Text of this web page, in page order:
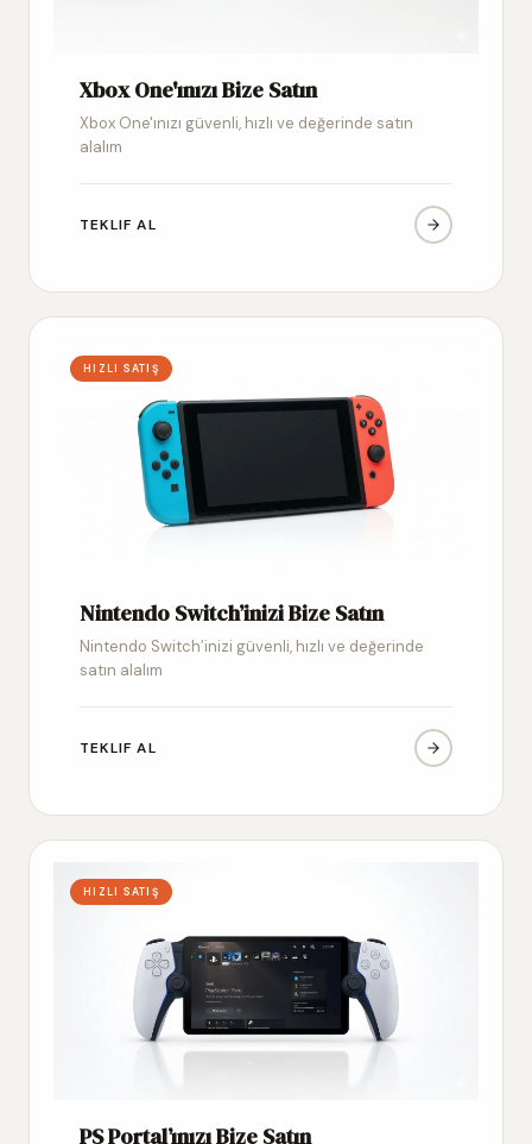
Xbox One'ınızı Bize Satın
Xbox One'ınızı güvenli, hızlı ve değerinde satın
alalım
TEKLIF AL
HIZLI SATIŞ
Nintendo Switch’inizi Bize Satın
Nintendo Switch’inizi güvenli, hızlı ve değerinde
satın alalım
TEKLIF AL
HIZLI SATIŞ
PS Portal’ınızı Bize Satın